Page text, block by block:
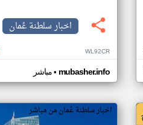
اخبار سلطنة عُمان
WL92CR
مباشر• mubasher.info
اخبار سلطنة عُمان من مباشر